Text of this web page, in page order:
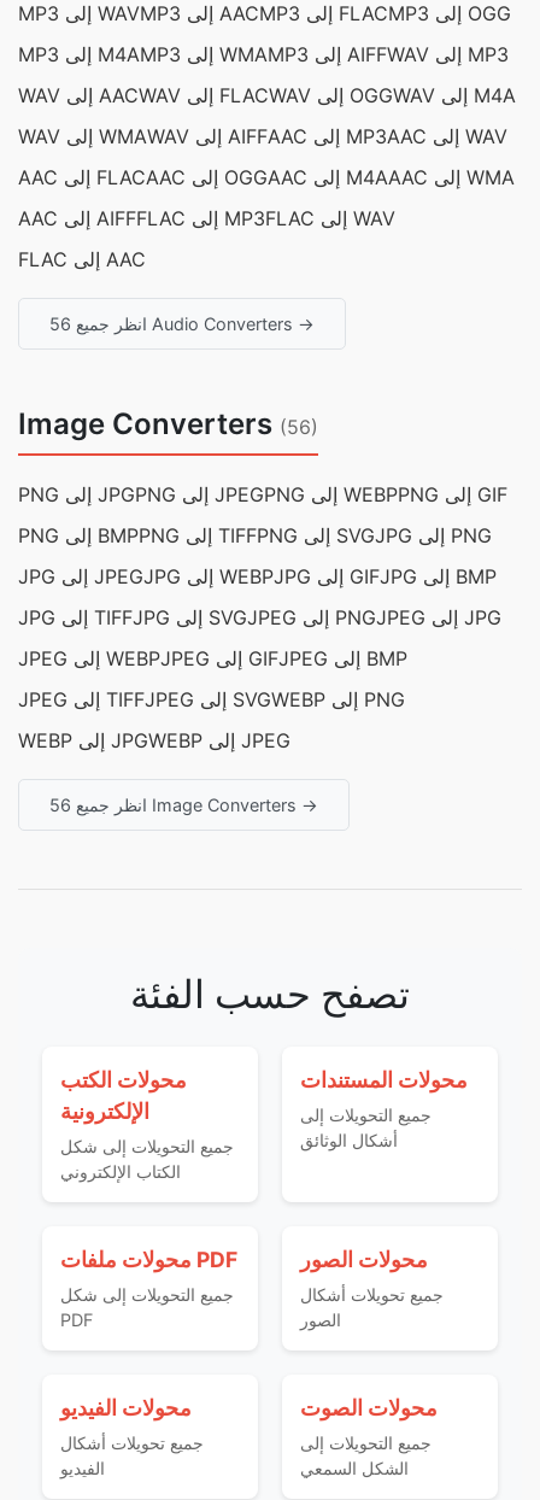
MP3 إلى WAV MP3 إلى AAC MP3 إلى FLAC
MP3 إلى OGG
MP3 إلى M4A
MP3 إلى WMA MP3 إلى AIFF
WAV إلى MP3
WAV إلى AAC
WAV إلى FLAC WAV إلى OGG
WAV إلى M4A
WAV إلى WMA
WAV إلى AIFF AAC إلى MP3
AAC إلى WAV
AAC إلى FLAC
AAC إلى OGG AAC إلى M4A
AAC إلى WMA
AAC إلى AIFF
FLAC إلى MP3
FLAC إلى WAV
FLAC إلى AAC
انظر جميع 56 Audio Converters →
Image Converters (56)
PNG إلى JPG PNG إلى JPEG PNG إلى WEBP
PNG إلى GIF
PNG إلى BMP
PNG إلى TIFF PNG إلى SVG
JPG إلى PNG
JPG إلى JPEG
JPG إلى WEBP JPG إلى GIF
JPG إلى BMP
JPG إلى TIFF
JPG إلى SVG JPEG إلى PNG
JPEG إلى JPG
JPEG إلى WEBP
JPEG إلى GIF
JPEG إلى BMP
JPEG إلى TIFF
JPEG إلى SVG
WEBP إلى PNG
WEBP إلى JPG
WEBP إلى JPEG
انظر جميع 56 Image Converters →
تصفح حسب الفئة
محولات الكتب
الإلكترونية
جميع التحويلات إلى شكل
الكتاب الإلكتروني
محولات المستندات
جميع التحويلات إلى
أشكال الوثائق
محولات ملفات PDF
جميع التحويلات إلى شكل
PDF
محولات الصور
جميع تحويلات أشكال
الصور
محولات الفيديو
جميع تحويلات أشكال
الفيديو
محولات الصوت
جميع التحويلات إلى
الشكل السمعي